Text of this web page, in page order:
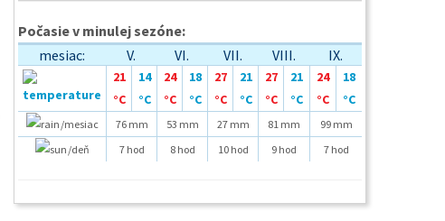
Počasie v minulej sezóne:
mesiac:
V. VI. VII. VIII. IX.
21
°C
14
°C
24
°C
18
°C
27
°C
21
°C
27
°C
21
°C
24
°C
18
°C
/mesiac 76 mm 53 mm 27 mm 81 mm
99 mm
/deň
7 hod 8 hod 10 hod 9 hod 7 hod